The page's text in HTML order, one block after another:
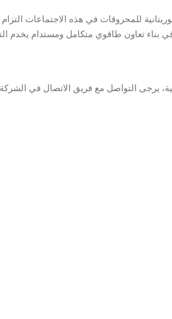
للمحروقات في هذه الاجتماعات التزام
بناء تعاون طاقوي متكامل ومستدام يخدم
يرجى التواصل مع فريق الاتصال في الشركة